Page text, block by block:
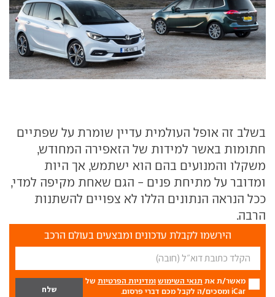
בשלב זה אופל העולמית עדיין שומרת על שפתיים
חתומות באשר למידות של הזאפירה המחודש,
משקלו והמנועים בהם הוא ישתמש, אך היות
ומדובר על מתיחת פנים - הגם שאחת מקיפה למדי,
ככל הנראה הנתונים הללו לא צפויים להשתנות
הרבה.
הירשמו לקבלת עדכונים ומבצעים בעולם הרכב
מאשר/ת את תנאי השימוש ומדיניות הפרטיות של
iCar ומסכים/ה לקבל מכם דברי פרסום.